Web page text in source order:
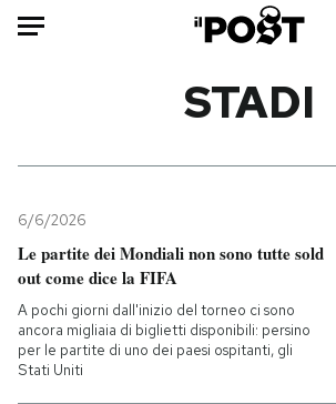
Mondo
Politica
Tecnologia
Internet
Scienza
Cultura
Ok
Media
STADI
6/6/2026
Le partite dei Mondiali non sono tutte sold
out come dice la FIFA
A pochi giorni dall'inizio del torneo ci sono
ancora migliaia di biglietti disponibili: persino
per le partite di uno dei paesi ospitanti, gli
Stati Uniti